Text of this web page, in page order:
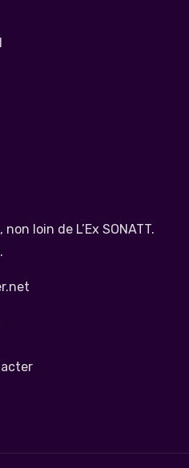
loin de L’Ex SONATT.